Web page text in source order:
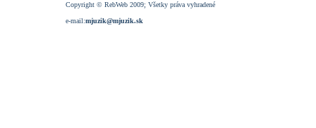
Copyright © RebWeb 2009; Všetky práva vyhradené
e-mail:mjuzik@mjuzik.sk